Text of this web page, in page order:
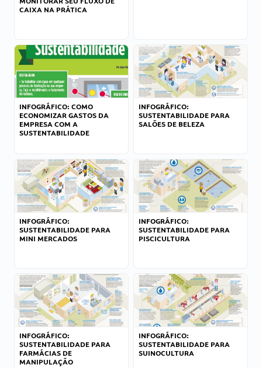
CAIXA NA PRÁTICA
INFOGRÁFICO: COMO
ECONOMIZAR GASTOS DA
EMPRESA COM A
SUSTENTABILIDADE
INFOGRÁFICO:
SUSTENTABILIDADE PARA
SALÕES DE BELEZA
INFOGRÁFICO:
SUSTENTABILIDADE PARA
MINI MERCADOS
INFOGRÁFICO:
SUSTENTABILIDADE PARA
PISCICULTURA
INFOGRÁFICO:
SUSTENTABILIDADE PARA
FARMÁCIAS DE
MANIPULAÇÃO
INFOGRÁFICO:
SUSTENTABILIDADE PARA
SUINOCULTURA